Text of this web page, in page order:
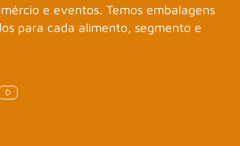
e eventos. Temos embalagens
para cada alimento, segmento e